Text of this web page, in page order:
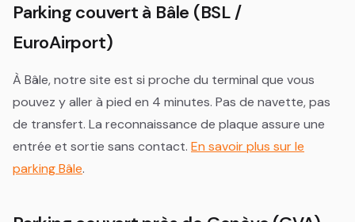
Parking couvert à Bâle (BSL /
EuroAirport)
À Bâle, notre site est si proche du terminal que vous
pouvez y aller à pied en 4 minutes. Pas de navette, pas
de transfert. La reconnaissance de plaque assure une
entrée et sortie sans contact. En savoir plus sur le
parking Bâle.